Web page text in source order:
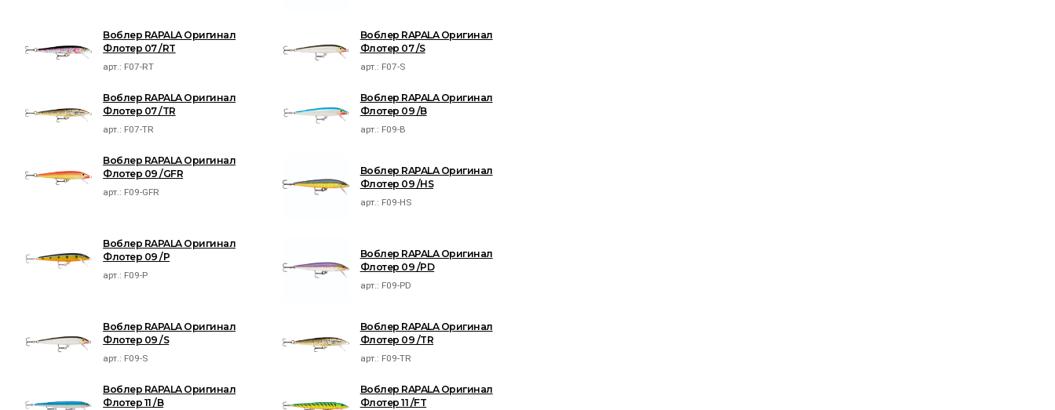
Воблер RAPALA Оригинал
Флотер 07 /RT
арт.: F07-RT
Воблер RAPALA Оригинал
Флотер 07 /S
арт.: F07-S
Воблер RAPALA Оригинал
Флотер 07 /TR
арт.: F07-TR
Воблер RAPALA Оригинал
Флотер 09 /B
арт.: F09-B
Воблер RAPALA Оригинал
Флотер 09 /GFR
арт.: F09-GFR
Воблер RAPALA Оригинал
Флотер 09 /HS
арт.: F09-HS
Воблер RAPALA Оригинал
Флотер 09 /P
арт.: F09-P
Воблер RAPALA Оригинал
Флотер 09 /PD
арт.: F09-PD
Воблер RAPALA Оригинал
Флотер 09 /S
арт.: F09-S
Воблер RAPALA Оригинал
Флотер 09 /TR
арт.: F09-TR
Воблер RAPALA Оригинал
Флотер 11 /B
Воблер RAPALA Оригинал
Флотер 11 /FT